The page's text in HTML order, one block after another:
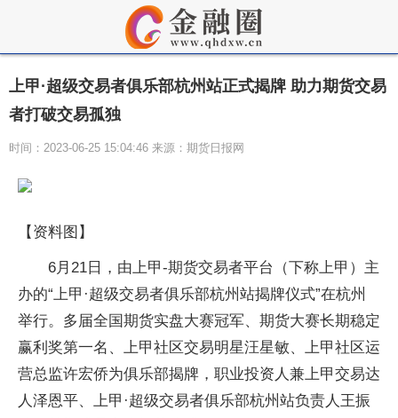
上甲·超级交易者俱乐部杭州站正式揭牌 助力期货交易
者打破交易孤独
时间：2023-06-25 15:04:46 来源：期货日报网
【资料图】
6月21日，由上甲-期货交易者平台（下称上甲）主
办的“上甲·超级交易者俱乐部杭州站揭牌仪式”在杭州
举行。多届全国期货实盘大赛冠军、期货大赛长期稳定
赢利奖第一名、上甲社区交易明星汪星敏、上甲社区运
营总监许宏侨为俱乐部揭牌，职业投资人兼上甲交易达
人泽恩平、上甲·超级交易者俱乐部杭州站负责人王振